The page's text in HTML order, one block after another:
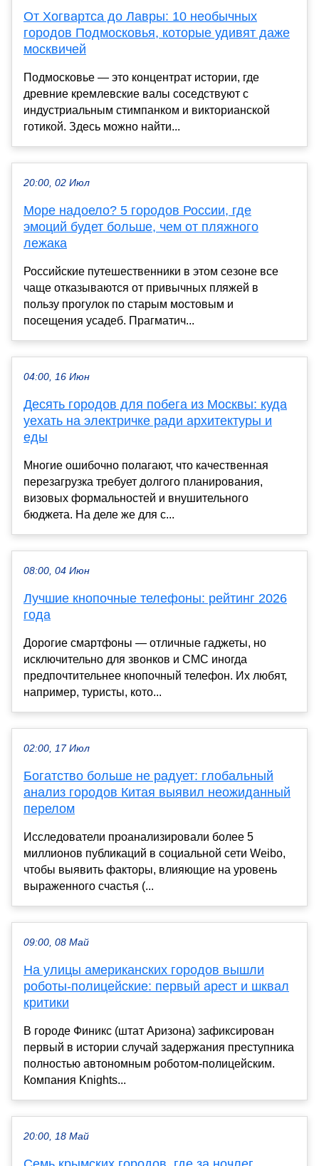
От Хогвартса до Лавры: 10 необычных
городов Подмосковья, которые удивят даже
москвичей
Подмосковье — это концентрат истории, где
древние кремлевские валы соседствуют с
индустриальным стимпанком и викторианской
готикой. Здесь можно найти...
20:00, 02 Июл
Море надоело? 5 городов России, где
эмоций будет больше, чем от пляжного
лежака
Российские путешественники в этом сезоне все
чаще отказываются от привычных пляжей в
пользу прогулок по старым мостовым и
посещения усадеб. Прагматич...
04:00, 16 Июн
Десять городов для побега из Москвы: куда
уехать на электричке ради архитектуры и
еды
Многие ошибочно полагают, что качественная
перезагрузка требует долгого планирования,
визовых формальностей и внушительного
бюджета. На деле же для с...
08:00, 04 Июн
Лучшие кнопочные телефоны: рейтинг 2026
года
Дорогие смартфоны — отличные гаджеты, но
исключительно для звонков и СМС иногда
предпочтительнее кнопочный телефон. Их любят,
например, туристы, кото...
02:00, 17 Июл
Богатство больше не радует: глобальный
анализ городов Китая выявил неожиданный
перелом
Исследователи проанализировали более 5
миллионов публикаций в социальной сети Weibo,
чтобы выявить факторы, влияющие на уровень
выраженного счастья (...
09:00, 08 Май
На улицы американских городов вышли
роботы-полицейские: первый арест и шквал
критики
В городе Финикс (штат Аризона) зафиксирован
первый в истории случай задержания преступника
полностью автономным роботом-полицейским.
Компания Knights...
20:00, 18 Май